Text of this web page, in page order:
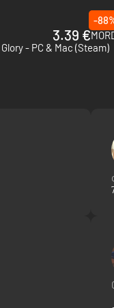
3.39 €
-
- PC & Mac (Steam)